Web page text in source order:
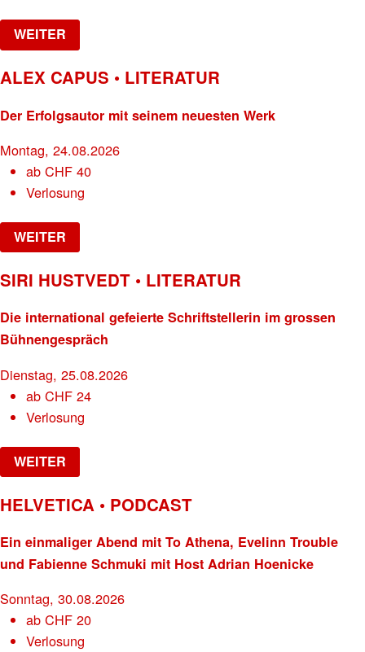
WEITER
ALEX CAPUS • LITERATUR
Der Erfolgsautor mit seinem neuesten Werk
Montag, 24.08.2026
abCHF 40
Verlosung
WEITER
SIRI HUSTVEDT • LITERATUR
Die international gefeierte Schriftstellerin im grossen
Bühnengespräch
Dienstag, 25.08.2026
abCHF 24
Verlosung
WEITER
HELVETICA • PODCAST
Ein einmaliger Abend mit To Athena, Evelinn Trouble
und Fabienne Schmuki mit Host Adrian Hoenicke
Sonntag, 30.08.2026
abCHF 20
Verlosung